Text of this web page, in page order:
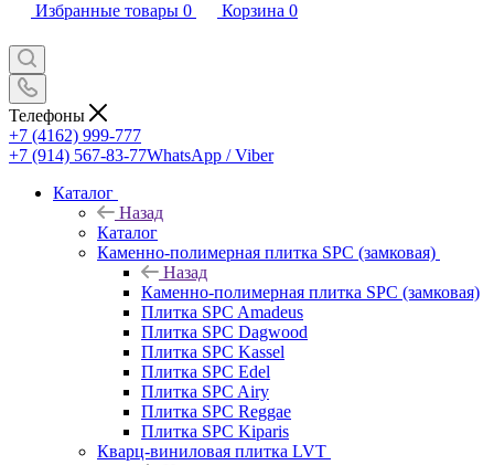
Избранные товары 0 Корзина 0
Телефоны
+7 (4162) 999-777
+7 (914) 567-83-77WhatsApp / Viber
Каталог
Назад
Каталог
Каменно-полимерная плитка SPC (замковая)
Назад
Каменно-полимерная плитка SPC (замковая)
Плитка SPC Amadeus
Плитка SPC Dagwood
Плитка SPC Kassel
Плитка SPC Edel
Плитка SPC Airy
Плитка SPC Reggae
Плитка SPC Kiparis
Кварц-виниловая плитка LVT